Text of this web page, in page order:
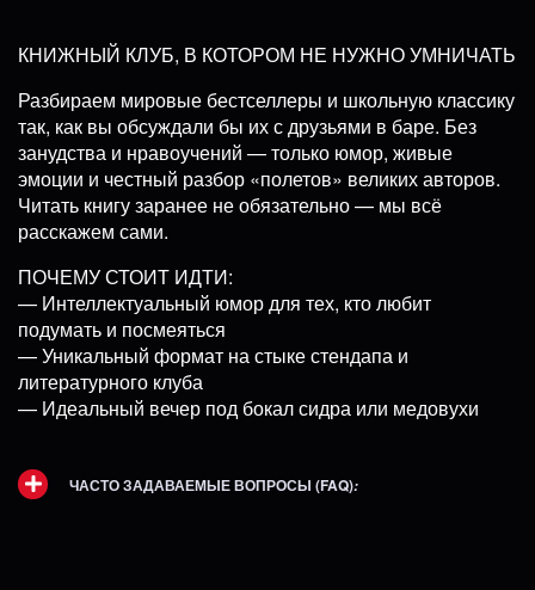
КНИЖНЫЙ КЛУБ, В КОТОРОМ НЕ НУЖНО УМНИЧАТЬ
Разбираем мировые бестселлеры и школьную классику
так, как вы обсуждали бы их с друзьями в баре. Без
занудства и нравоучений — только юмор, живые
эмоции и честный разбор «полетов» великих авторов.
Читать книгу заранее не обязательно — мы всё
расскажем сами.
ПОЧЕМУ СТОИТ ИДТИ:
— Интеллектуальный юмор для тех, кто любит
подумать и посмеяться
— Уникальный формат на стыке стендапа и
литературного клуба
— Идеальный вечер под бокал сидра или медовухи
ЧАСТО ЗАДАВАЕМЫЕ ВОПРОСЫ (FAQ):